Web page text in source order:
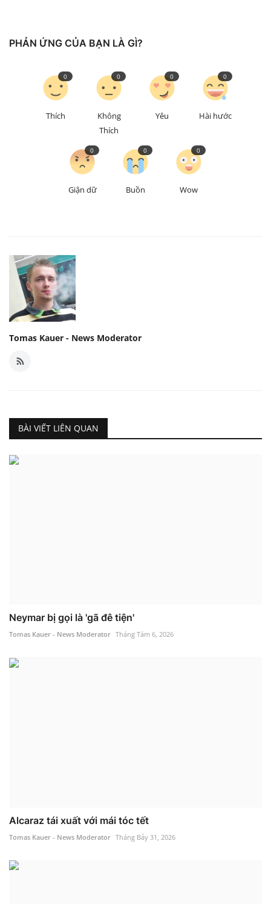
PHẢN ỨNG CỦA BẠN LÀ GÌ?
Thích
0
Không
Thích
0
Yêu
0
Hài hước
0
Giận dữ
0
Buồn
0
Wow
0
Tomas Kauer - News Moderator
BÀI VIẾT LIÊN QUAN
Neymar bị gọi là 'gã đê tiện'
Tomas Kauer - News Moderator Tháng Tám 6, 2026
Alcaraz tái xuất với mái tóc tết
Tomas Kauer - News Moderator Tháng Bảy 31, 2026